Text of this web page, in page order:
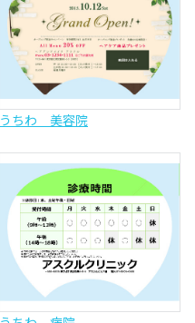
うちわ 美容院